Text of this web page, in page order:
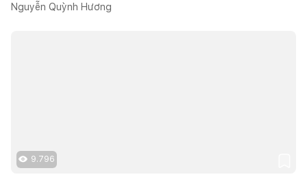
Nguyễn Quỳnh Hương
9.796